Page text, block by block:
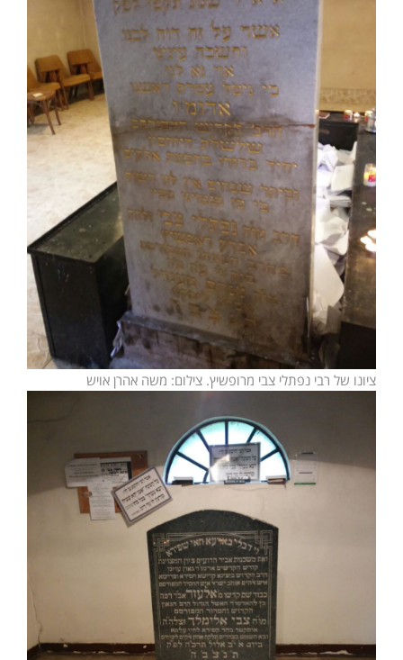
ציונו של רבי נפתלי צבי מרופשיץ. צילום: משה אהרן אויש